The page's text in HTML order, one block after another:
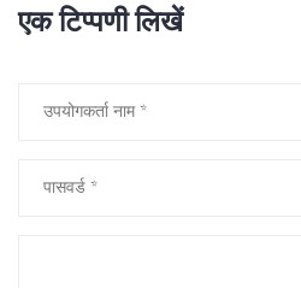
एक टिप्पणी लिखें